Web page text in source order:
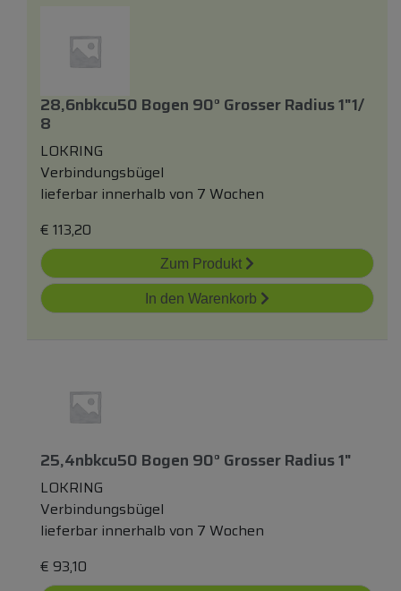
28,6nbkcu50 Bogen 90° Grosser Radius 1"1/
8
LOKRING
Verbindungsbügel
lieferbar innerhalb von 7 Wochen
€ 113,20
Zum Produkt
In den Warenkorb
25,4nbkcu50 Bogen 90° Grosser Radius 1"
LOKRING
Verbindungsbügel
lieferbar innerhalb von 7 Wochen
€ 93,10